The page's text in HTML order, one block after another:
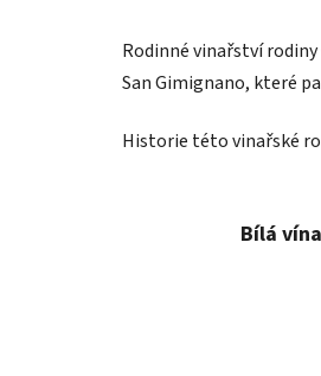
Rodinné vinařství
San Gimignano, které
Historie této vinařské
Bílá vína